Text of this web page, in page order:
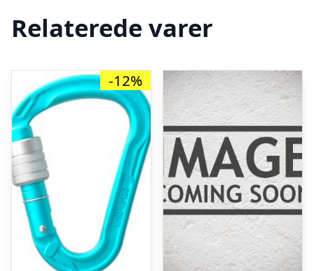
Relaterede varer
-12%